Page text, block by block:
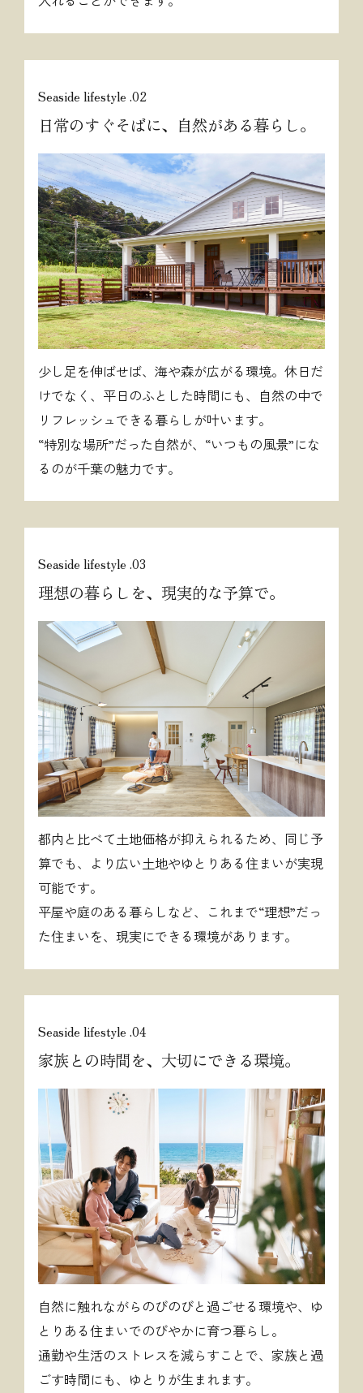
Seaside lifestyle .02
日常のすぐそばに、自然がある暮らし。
少し足を伸ばせば、海や森が広がる環境。休日だ
けでなく、平日のふとした時間にも、自然の中で
リフレッシュできる暮らしが叶います。
“特別な場所”だった自然が、“いつもの風景”にな
るのが千葉の魅力です。
Seaside lifestyle .03
理想の暮らしを、現実的な予算で。
都内と比べて土地価格が抑えられるため、同じ予
算でも、より広い土地やゆとりある住まいが実現
可能です。
平屋や庭のある暮らしなど、これまで“理想”だっ
た住まいを、現実にできる環境があります。
Seaside lifestyle .04
家族との時間を、大切にできる環境。
自然に触れながらのびのびと過ごせる環境や、ゆ
とりある住まいでのびやかに育つ暮らし。
通勤や生活のストレスを減らすことで、家族と過
ごす時間にも、ゆとりが生まれます。